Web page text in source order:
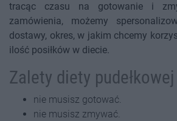
tracąc czasu na gotowanie i
zamówienia, możemy
dostawy, okres, w jakim chcemy
ilość posiłków w diecie.
Zalety diety
nie musisz gotować.
nie musisz zmywać.